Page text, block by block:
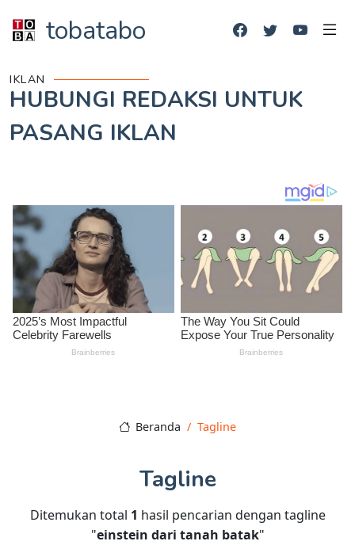
tobatabo
IKLAN
HUBUNGI REDAKSI UNTUK
PASANG IKLAN
Beranda Tagline
Tagline
Ditemukan total 1 hasil pencarian dengan tagline
"einstein dari tanah batak"